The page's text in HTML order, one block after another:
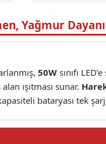
Yağmur
50W sınıfı
ışıtması sunar.
bataryası tek